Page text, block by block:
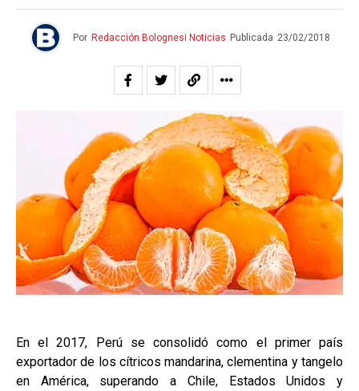
Por Redacción Bolognesi Noticias Publicada 23/02/2018
En el 2017, Perú se consolidó como el primer país
exportador de los cítricos mandarina, clementina y tangelo
en América, superando a Chile, Estados Unidos y